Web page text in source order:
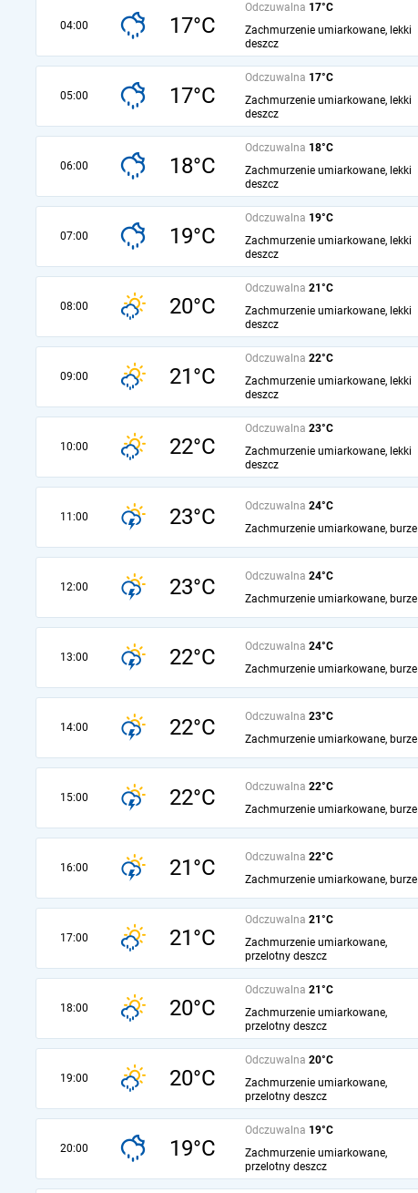
04:00 17°C
Odczuwalna 17°C
Zachmurzenie umiarkowane, lekki
deszcz
05:00 17°C
Odczuwalna 17°C
Zachmurzenie umiarkowane, lekki
deszcz
06:00 18°C
Odczuwalna 18°C
Zachmurzenie umiarkowane, lekki
deszcz
07:00 19°C
Odczuwalna 19°C
Zachmurzenie umiarkowane, lekki
deszcz
08:00 20°C
Odczuwalna 21°C
Zachmurzenie umiarkowane, lekki
deszcz
09:00 21°C
Odczuwalna 22°C
Zachmurzenie umiarkowane, lekki
deszcz
10:00 22°C
Odczuwalna 23°C
Zachmurzenie umiarkowane, lekki
deszcz
11:00 23°C Odczuwalna 24°C
Zachmurzenie umiarkowane, burze
12:00 23°C Odczuwalna 24°C
Zachmurzenie umiarkowane, burze
13:00 22°C Odczuwalna 24°C
Zachmurzenie umiarkowane, burze
14:00 22°C Odczuwalna 23°C
Zachmurzenie umiarkowane, burze
15:00 22°C Odczuwalna 22°C
Zachmurzenie umiarkowane, burze
16:00 21°C Odczuwalna 22°C
Zachmurzenie umiarkowane, burze
17:00 21°C
Odczuwalna 21°C
Zachmurzenie umiarkowane,
przelotny deszcz
18:00 20°C
Odczuwalna 21°C
Zachmurzenie umiarkowane,
przelotny deszcz
19:00 20°C
Odczuwalna 20°C
Zachmurzenie umiarkowane,
przelotny deszcz
20:00 19°C
Odczuwalna 19°C
Zachmurzenie umiarkowane,
przelotny deszcz